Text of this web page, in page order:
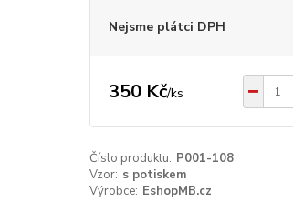
Nejsme plátci DPH
350 Kč/ks
Číslo produktu: P001-108
Vzor: s potiskem
Výrobce: EshopMB.cz